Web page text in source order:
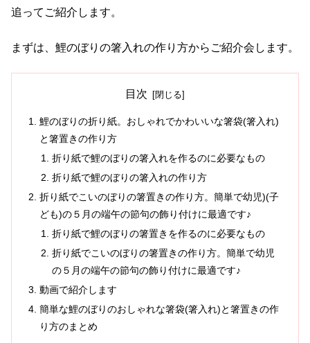
追ってご紹介します。
まずは、鯉のぼりの箸入れの作り方からご紹介会します。
目次
鯉のぼりの折り紙。おしゃれでかわいいな箸袋(箸入れ)
と箸置きの作り方
折り紙で鯉のぼりの箸入れを作るのに必要なもの
折り紙で鯉のぼりの箸入れの作り方
折り紙でこいのぼりの箸置きの作り方。簡単で幼児)(子
ども)の５月の端午の節句の飾り付けに最適です♪
折り紙で鯉のぼりの箸置きを作るのに必要なもの
折り紙でこいのぼりの箸置きの作り方。簡単で幼児
の５月の端午の節句の飾り付けに最適です♪
動画で紹介します
簡単な鯉のぼりのおしゃれな箸袋(箸入れ)と箸置きの作
り方のまとめ